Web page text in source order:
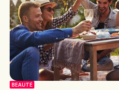
BEAUTÉ